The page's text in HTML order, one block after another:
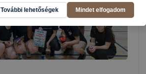
További lehetőségek Mindet elfogadom